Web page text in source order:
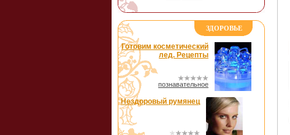
ЗДОРОВЬЕ
Готовим косметический
лед. Рецепты
познавательное
Нездоровый румянец